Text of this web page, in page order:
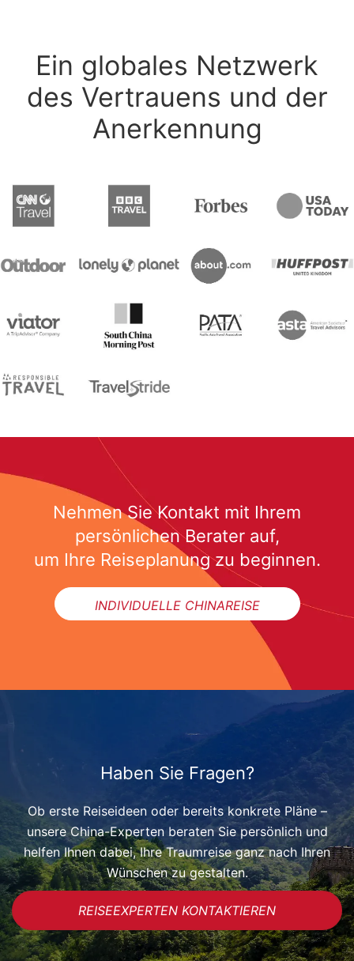
Ein globales Netzwerk
des Vertrauens und der
Anerkennung
Nehmen Sie Kontakt mit Ihrem
persönlichen Berater auf,
um Ihre Reiseplanung zu beginnen.
INDIVIDUELLE CHINAREISE
Haben Sie Fragen?
Ob erste Reiseideen oder bereits konkrete Pläne –
unsere China-Experten beraten Sie persönlich und
helfen Ihnen dabei, Ihre Traumreise ganz nach Ihren
Wünschen zu gestalten.
REISEEXPERTEN KONTAKTIEREN